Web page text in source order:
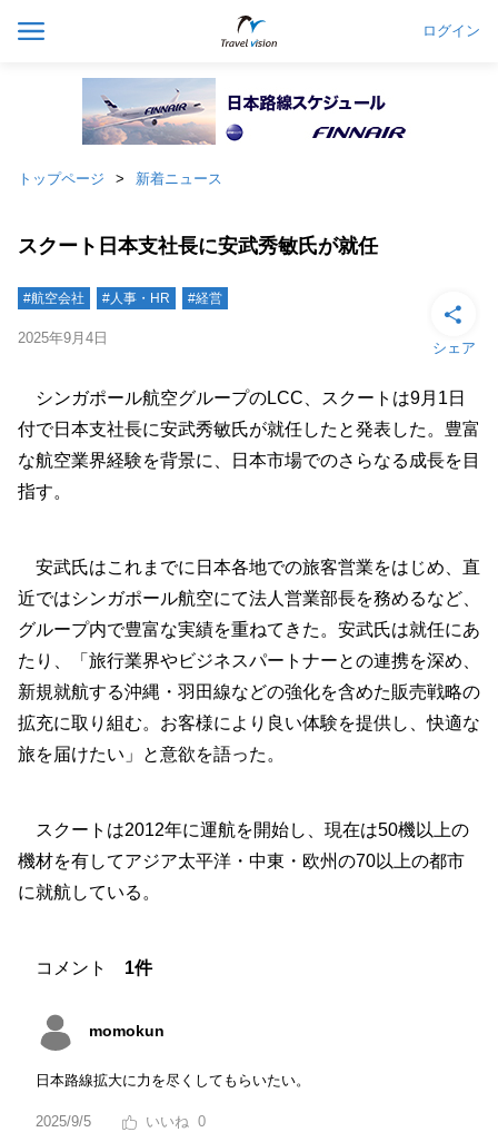
ログイン
トップページ 新着ニュース
スクート日本支社長に安武秀敏氏が就任
#航空会社 #人事・HR #経営
2025年9月4日
シェア
シンガポール航空グループのLCC、スクートは9月1日
付で日本支社長に安武秀敏氏が就任したと発表した。豊富
な航空業界経験を背景に、日本市場でのさらなる成長を目
指す。
安武氏はこれまでに日本各地での旅客営業をはじめ、直
近ではシンガポール航空にて法人営業部長を務めるなど、
グループ内で豊富な実績を重ねてきた。安武氏は就任にあ
たり、「旅行業界やビジネスパートナーとの連携を深め、
新規就航する沖縄・羽田線などの強化を含めた販売戦略の
拡充に取り組む。お客様により良い体験を提供し、快適な
旅を届けたい」と意欲を語った。
スクートは2012年に運航を開始し、現在は50機以上の
機材を有してアジア太平洋・中東・欧州の70以上の都市
に就航している。
コメント 1件
momokun
日本路線拡大に力を尽くしてもらいたい。
2025/9/5 0